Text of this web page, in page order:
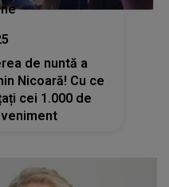
de nuntă a
Nicoară! Cu ce
cei 1.000 de